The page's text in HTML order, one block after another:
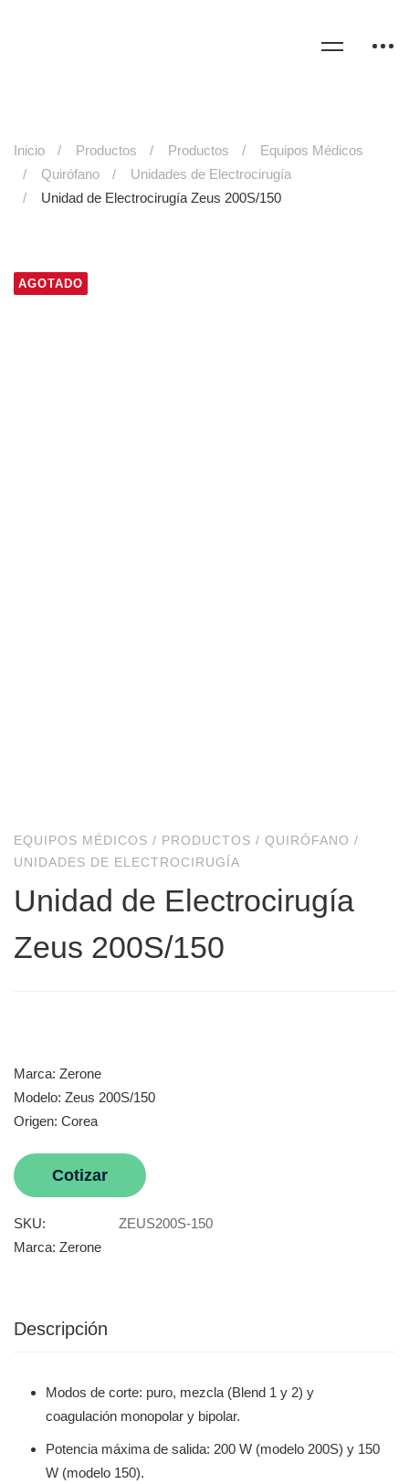
Inicio Productos Productos
Equipos Médicos
Quirófano
Unidades de Electrocirugía
Unidad de Electrocirugía Zeus 200S/150
AGOTADO
EQUIPOS MÉDICOS / PRODUCTOS / QUIRÓFANO /
UNIDADES DE ELECTROCIRUGÍA
Unidad de Electrocirugía
Zeus 200S/150
Marca: Zerone
Modelo: Zeus 200S/150
Origen: Corea
Cotizar
SKU:
ZEUS200S-150
Marca: Zerone
Descripción
Modos de corte: puro, mezcla (Blend 1 y 2) y
coagulación monopolar y bipolar.
Potencia máxima de salida: 200 W (modelo 200S) y 150
W (modelo 150).